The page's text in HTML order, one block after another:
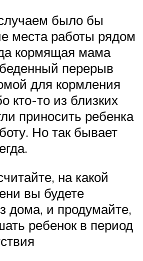
было бы
места работы рядом
кормящая мама
перерыв
для кормления
кто-то из близких
приносить ребенка
Но так бывает
на какой
вы будете
дома, и продумайте,
ребенок в период